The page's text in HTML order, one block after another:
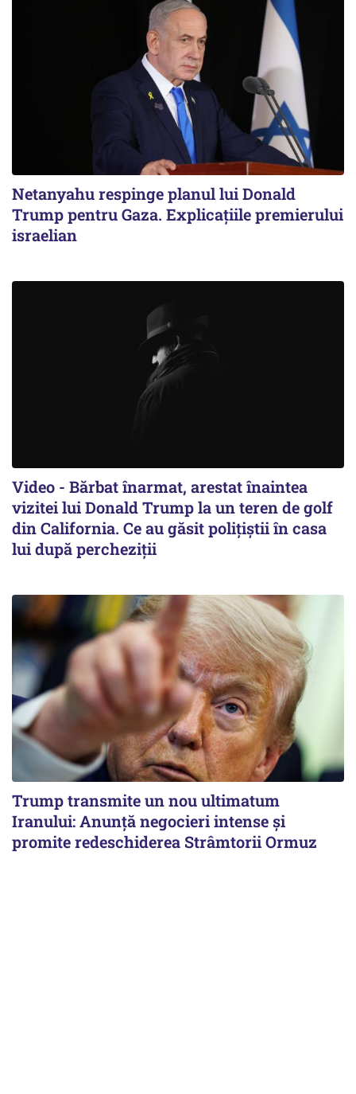
Netanyahu respinge planul lui Donald
Trump pentru Gaza. Explicațiile premierului
israelian
Video - Bărbat înarmat, arestat înaintea
vizitei lui Donald Trump la un teren de golf
din California. Ce au găsit polițiștii în casa
lui după percheziții
Trump transmite un nou ultimatum
Iranului: Anunță negocieri intense și
promite redeschiderea Strâmtorii Ormuz